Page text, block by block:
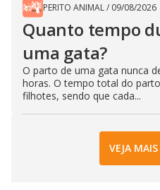
PERITO ANIMAL/ 09/08/2026
Quanto tempo
uma gata?
O parto de uma gata nunca
horas. O tempo total do
filhotes, sendo que cada...
VEJA